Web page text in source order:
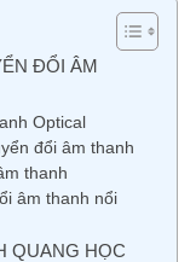
ĐỔI ÂM
Optical
đổi âm thanh
thanh
âm thanh nổi
QUANG HỌC